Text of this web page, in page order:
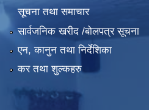
सूचना तथा समाचार
सार्वजनिक खरीद /बोलपत्र सूचना
एन, कानुन तथा निर्देशिका
कर तथा शुल्कहरु